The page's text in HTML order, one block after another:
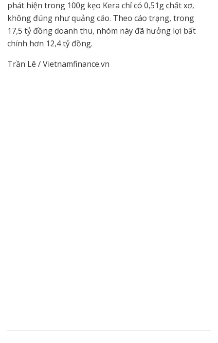
phát hiện trong 100g kẹo Kera chỉ có 0,51g chất xơ,
không đúng như quảng cáo. Theo cáo trạng, trong
17,5 tỷ đồng doanh thu, nhóm này đã hưởng lợi bất
chính hơn 12,4 tỷ đồng.
Trần Lê / Vietnamfinance.vn